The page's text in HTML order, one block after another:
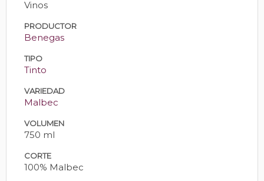
Vinos
PRODUCTOR
Benegas
TIPO
Tinto
VARIEDAD
Malbec
VOLUMEN
750 ml
CORTE
100% Malbec